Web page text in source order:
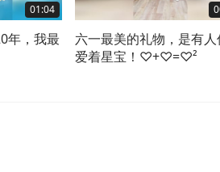
01:04
年，我最
六一最美的礼物，是有人
爱着星宝！♡+♡=♡²